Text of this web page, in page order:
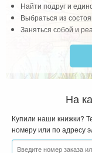
Найти подруг и
Выбраться из
Заняться собой и
На
Купили наши книжки?
номеру или по адресу